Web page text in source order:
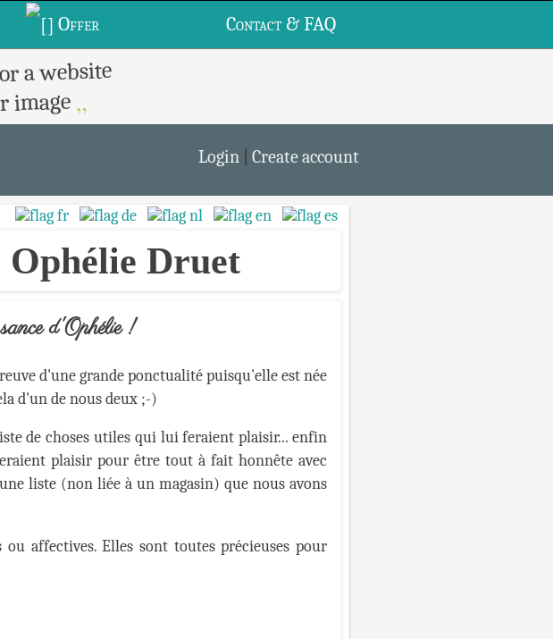
Offer Contact & FAQ
a website
image„
Login Create account
Ophélie Druet
d'Ophélie !
d'une grande ponctualité puisqu'elle est née
d'un de nous deux ;-)
de choses utiles qui lui feraient plaisir... enfin
plaisir pour être tout à fait honnête avec
liste (non liée à un magasin) que nous avons
affectives. Elles sont toutes précieuses pour